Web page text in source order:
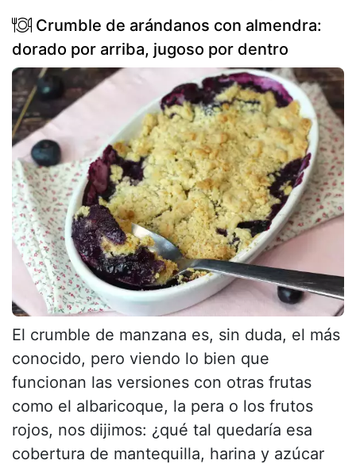
Crumble de arándanos con almendra:
dorado por arriba, jugoso por dentro
El crumble de manzana es, sin duda, el más
conocido, pero viendo lo bien que
funcionan las versiones con otras frutas
como el albaricoque, la pera o los frutos
rojos, nos dijimos: ¿qué tal quedaría esa
cobertura de mantequilla, harina y azúcar